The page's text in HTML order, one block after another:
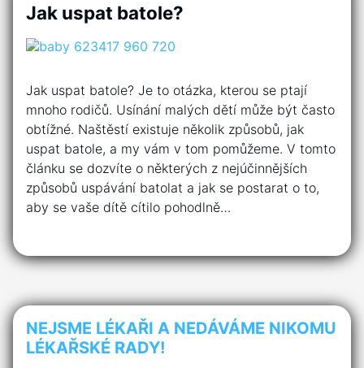
Jak uspat batole?
Jak uspat batole? Je to otázka, kterou se ptají
mnoho rodičů. Usínání malých dětí může být často
obtížné. Naštěstí existuje několik způsobů, jak
uspat batole, a my vám v tom pomůžeme. V tomto
článku se dozvíte o některých z nejúčinnějších
způsobů uspávání batolat a jak se postarat o to,
aby se vaše dítě cítilo pohodlně…
NEJSME LÉKAŘI A NEDÁVÁME NIKOMU
LÉKAŘSKÉ RADY!